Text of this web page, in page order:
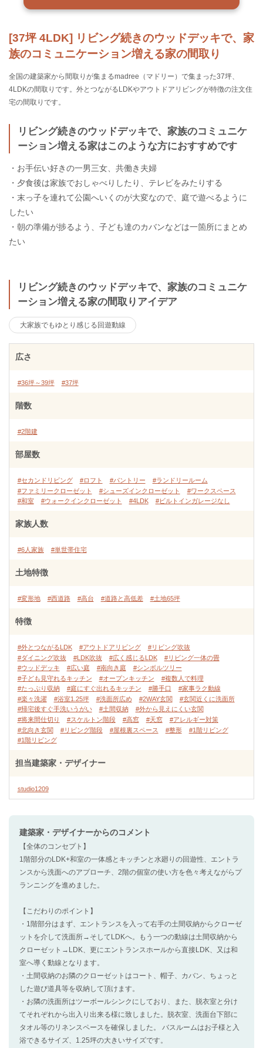
[37坪 4LDK] リビング続きのウッドデッキで、家
族のコミュニケーション増える家の間取り
全国の建築家から間取りが集まるmadree（マドリー）で集まった37坪、
4LDKの間取りです。外とつながるLDKやアウトドアリビングが特徴の注文住
宅の間取りです。
リビング続きのウッドデッキで、家族のコミュニケ
ーション増える家はこのような方におすすめです
・お手伝い好きの一男三女、共働き夫婦
・夕食後は家族でおしゃべりしたり、テレビをみたりする
・末っ子を連れて公園へいくのが大変なので、庭で遊べるように
したい
・朝の準備が捗るよう、子ども達のカバンなどは一箇所にまとめ
たい
リビング続きのウッドデッキで、家族のコミュニケ
ーション増える家の間取りアイデア
大家族でもゆとり感じる回遊動線
広さ
#36坪～39坪 #37坪
階数
#2階建
部屋数
#セカンドリビング #ロフト #パントリー
#ランドリールーム
#ファミリークローゼット
#シューズインクローゼット
#ワークスペース
#和室
#ウォークインクローゼット #4LDK #ビルトインガレージなし
家族人数
#6人家族 #単世帯住宅
土地特徴
#変形地 #西道路 #高台 #道路と高低差 #土地65坪
特徴
#外とつながるLDK #アウトドアリビング
#リビング吹抜
#ダイニング吹抜
#LDK吹抜 #広く感じるLDK
#リビング一体の畳
#ウッドデッキ
#広い庭 #南向き庭
#シンボルツリー
#子ども見守れるキッチン
#オープンキッチン
#複数人で料理
#たっぷり収納
#庭にすぐ出れるキッチン #勝手口
#家事ラク動線
#楽々洗濯
#浴室1.25坪 #洗面所広め #2WAY玄関
#玄関近くに洗面所
#帰宅後すぐ手洗いうがい
#土間収納
#外から見えにくい玄関
#将来間仕切り
#スケルトン階段 #高窓 #天窓
#アレルギー対策
#北向き玄関
#リビング階段 #屋根裏スペース #整形
#1階リビング
#1階リビング
担当建築家・デザイナー
studio1209
建築家・デザイナーからのコメント
【全体のコンセプト】
1階部分のLDK+和室の一体感とキッチンと水廻りの回遊性、エントラ
ンスから洗面へのアプローチ、2階の個室の使い方を色々考えながらプ
ランニングを進めました。
【こだわりのポイント】
・1階部分はまず、エントランスを入って右手の土間収納からクローゼ
ットを介して洗面所→そしてLDKへ。もう一つの動線は土間収納から
クローゼット→LDK、更にエントランスホールから直接LDK、又は和
室へ導く動線となります。
・土間収納のお隣のクローゼットはコート、帽子、カバン、ちょっと
した遊び道具等を収納して頂けます。
・お隣の洗面所はツーボールシンクにしており、また、脱衣室と分け
てそれぞれから出入り出来る様に致しました。脱衣室、洗面台下部に
タオル等のリネンスペースを確保しました。 バスルームはお子様と入
浴できるサイズ、1.25坪の大きいサイズです。